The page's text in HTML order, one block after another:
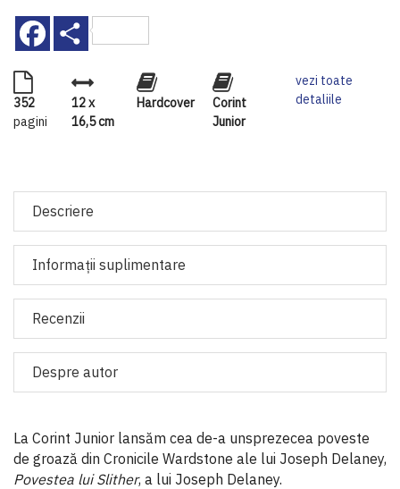
Facebook
352
pagini
12 x
16,5 cm
Hardcover
Corint
Junior
vezi toate
detaliile
Descriere
Informaţii suplimentare
Recenzii
Despre autor
La Corint Junior lansăm cea de-a unsprezecea poveste
de groază din Cronicile Wardstone ale lui Joseph Delaney,
Povestea lui Slither, a lui Joseph Delaney.